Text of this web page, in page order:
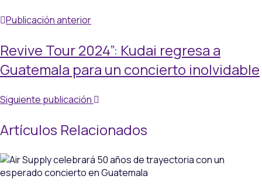
Publicación anterior
Revive Tour 2024”: Kudai regresa a
Guatemala para un concierto inolvidable
Siguiente publicación
Artículos Relacionados